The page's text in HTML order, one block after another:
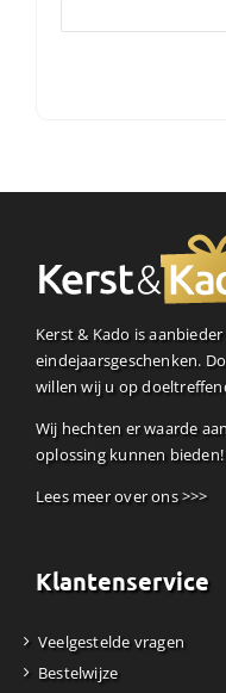
Kerst & Kado is
eindejaarsgeschenken.
willen wij u op
Wij hechten er waarde
oplossing kunnen bieden!
Lees meer over ons >>>
Klantenservice
Veelgestelde vragen
Bestelwijze